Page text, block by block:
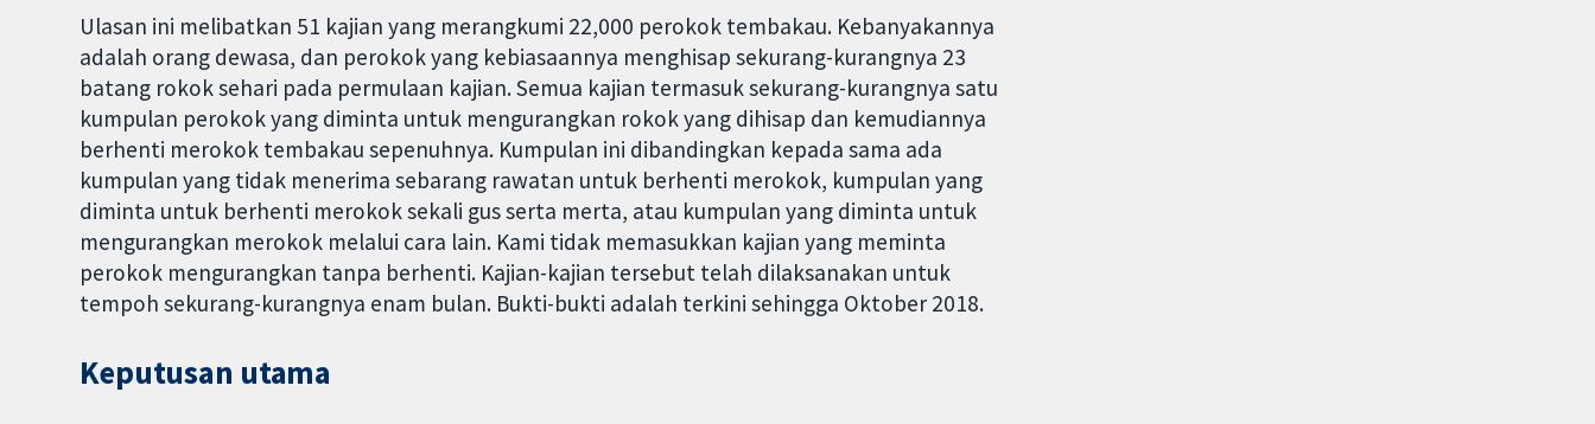
Ulasan ini melibatkan 51 kajian yang merangkumi 22,000 perokok tembakau. Kebanyakannya
adalah orang dewasa, dan perokok yang kebiasaannya menghisap sekurang-kurangnya 23
batang rokok sehari pada permulaan kajian. Semua kajian termasuk sekurang-kurangnya satu
kumpulan perokok yang diminta untuk mengurangkan rokok yang dihisap dan kemudiannya
berhenti merokok tembakau sepenuhnya. Kumpulan ini dibandingkan kepada sama ada
kumpulan yang tidak menerima sebarang rawatan untuk berhenti merokok, kumpulan yang
diminta untuk berhenti merokok sekali gus serta merta, atau kumpulan yang diminta untuk
mengurangkan merokok melalui cara lain. Kami tidak memasukkan kajian yang meminta
perokok mengurangkan tanpa berhenti. Kajian-kajian tersebut telah dilaksanakan untuk
tempoh sekurang-kurangnya enam bulan. Bukti-bukti adalah terkini sehingga Oktober 2018.
Keputusan utama